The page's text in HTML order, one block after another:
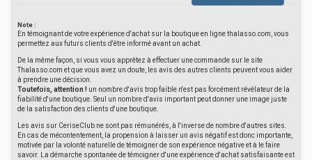
Note :
En témoignant de votre expérience d'achat sur la boutique en ligne thalasso.com, vous
permettez aux futurs clients d'être informé avant un achat.
De la même façon, si vous vous apprêtez à effectuer une commande sur le site
Thalasso.com et que vous avez un doute, les avis des autres clients peuvent vous aider
à prendre une décision.
Toutefois, attention ! un nombre d'avis trop faible n'est pas forcément révélateur de la
fiabilité d'une boutique. Seul un nombre d'avis important peut donner une image juste
de la satisfaction des clients d'une boutique.
Les avis sur CeriseClub ne sont pas rémunérés, à l'inverse de nombre d'autres sites.
En cas de mécontentement, la propension à laisser un avis négatif est donc importante,
motivée par la volonté naturelle de témoigner de son expérience négative et à le faire
savoir. La démarche spontanée de témoigner d'une expérience d'achat satisfaisante est